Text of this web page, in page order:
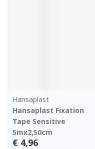
Hansaplast
Hansaplast Fixation
Tape Sensitive
5mx2,50cm
€ 4,96